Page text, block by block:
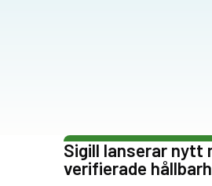
Sigill lanserar
verifierade